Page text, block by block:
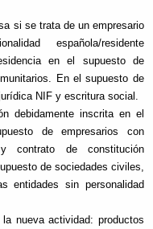
si se trata de un empresario
española/residente
en el supuesto de
En el supuesto de
NIF y escritura social.
debidamente inscrita en el
de empresarios con
contrato de constitución
de sociedades civiles,
entidades sin personalidad
nueva actividad: productos